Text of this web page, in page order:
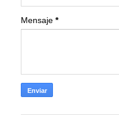
Mensaje *